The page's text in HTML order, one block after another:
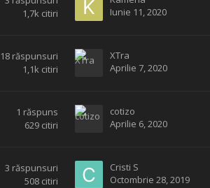
1,7k citiri
Iunie 11, 2020
18 răspunsuri
1,1k citiri
XTra
Aprilie 7, 2020
1 răspuns
629 citiri
cotizo
Aprilie 6, 2020
3 răspunsuri
508 citiri
Cristi S
Octombrie 28, 2019